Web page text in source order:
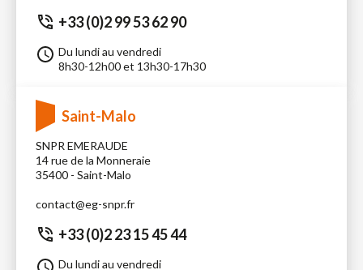
+33 (0)2 99 53 62 90
Du lundi au vendredi
8h30-12h00 et 13h30-17h30
Saint-Malo
SNPR EMERAUDE
14 rue de la Monneraie
35400 - Saint-Malo
contact@eg-snpr.fr
+33 (0)2 23 15 45 44
Du lundi au vendredi